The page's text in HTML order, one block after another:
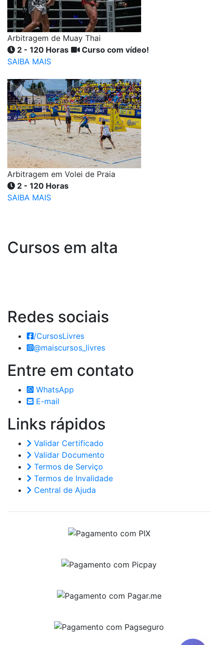
Arbitragem de Muay Thai
2 - 120 Horas
Curso com vídeo!
SAIBA MAIS
Arbitragem em Volei de Praia
2 - 120 Horas
SAIBA MAIS
Cursos em alta
Redes sociais
/CursosLivres
@maiscursos_livres
Entre em contato
WhatsApp
E-mail
Links rápidos
Validar Certificado
Validar Documento
Termos de Serviço
Termos de Invalidade
Central de Ajuda